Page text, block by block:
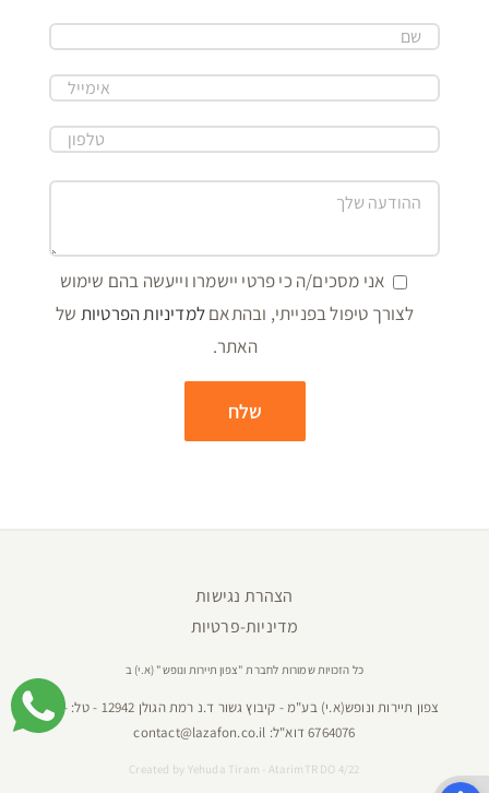
אני מסכים/ה כי פרטי יישמרו וייעשה בהם שימוש
לצורך טיפול בפנייתי, ובהתאםלמדיניות הפרטיות של
האתר.
הצהרת נגישות
מדיניות-פרטיות
כל הזכויות שמורות לחברת "צפון תיירות ונופש" (א.י) ב
צפון תיירות ונופש(א.י) בע"מ - קיבוץ גשור ד.נ רמת הגולן 12942 - טל:
04-
6764076דוא"ל: contact@lazafon.co.il
Created by Yehuda Tiram - AtarimTR DO 4/22